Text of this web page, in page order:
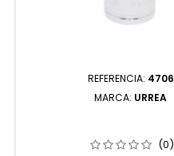
REFERENCIA: 4706
MARCA: URREA
(0)